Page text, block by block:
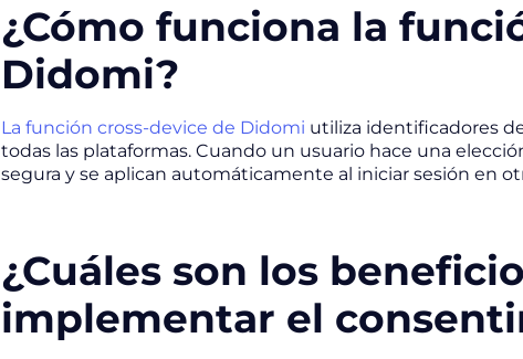
¿Cómo funciona la
Didomi?
La función cross-device de Didomi utiliza identificadores
todas las plataformas. Cuando un usuario hace una
segura y se aplican automáticamente al iniciar sesión en
¿Cuáles son los
implementar el